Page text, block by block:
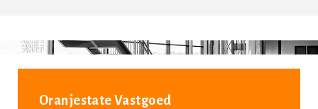
Oranjestate Vastgoed